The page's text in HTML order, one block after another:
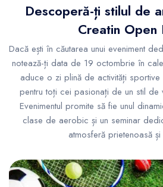
Descoperă-ți stilul de
Creatin Open
Dacă ești în căutarea unui eveniment
notează-ți data de 19 octombrie în
aduce o zi plină de activități
pentru toți cei pasionați de un stil de
Evenimentul promite să fie unul
clase de aerobic și un seminar
atmosferă prietenoasă